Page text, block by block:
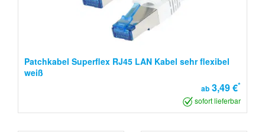
Patchkabel Superflex RJ45 LAN Kabel sehr flexibel
weiß
ab 3,49 €*
sofort lieferbar